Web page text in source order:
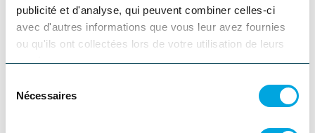
publicité et d'analyse, qui peuvent combiner celles-ci
avec d'autres informations que vous leur avez fournies
ou qu'ils ont collectées lors de votre utilisation de leurs
services.
Nécessaires
Saint-Alexis-des-Monts
Station d'essence
Service de guide en sentier